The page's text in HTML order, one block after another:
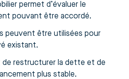
permet d’évaluer le
pouvant être accordé.
peuvent être utilisées pour
existant.
restructurer la dette et de
plus stable.